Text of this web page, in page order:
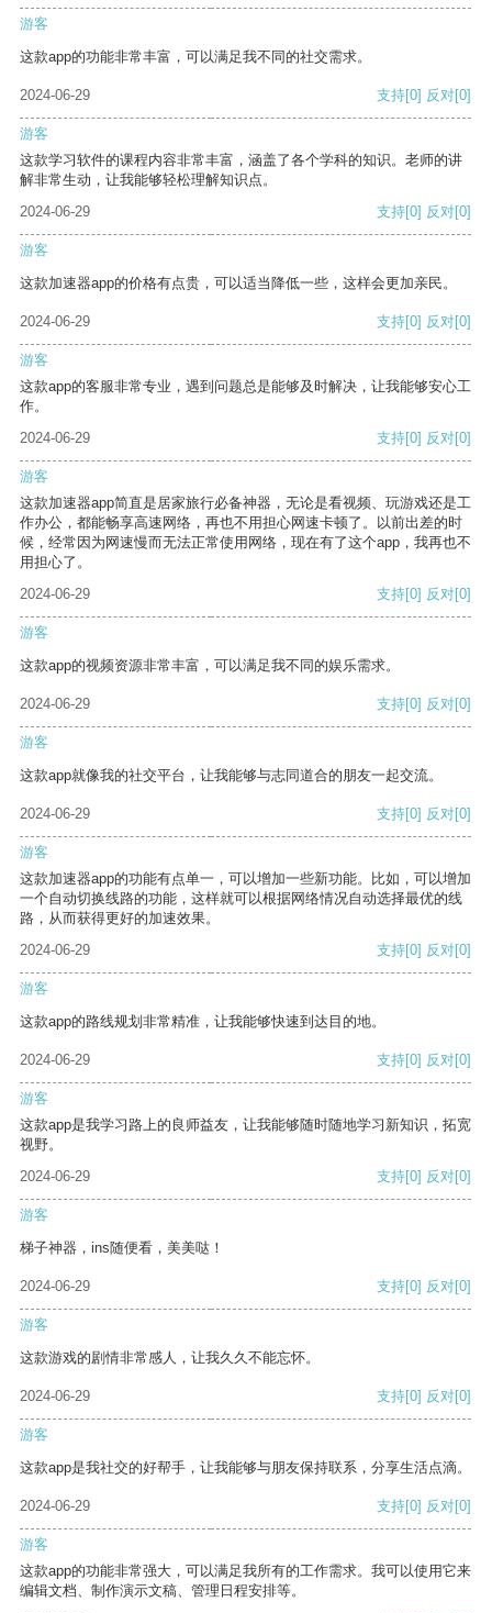
游客
这款app的功能非常丰富，可以满足我不同的社交需求。
2024-06-29 支持[0] 反对[0]
游客
这款学习软件的课程内容非常丰富，涵盖了各个学科的知识。老师的讲
解非常生动，让我能够轻松理解知识点。
2024-06-29
支持[0] 反对[0]
游客
这款加速器app的价格有点贵，可以适当降低一些，这样会更加亲民。
2024-06-29 支持[0] 反对[0]
游客
这款app的客服非常专业，遇到问题总是能够及时解决，让我能够安心工
作。
2024-06-29
支持[0] 反对[0]
游客
这款加速器app简直是居家旅行必备神器，无论是看视频、玩游戏还是工
作办公，都能畅享高速网络，再也不用担心网速卡顿了。以前出差的时
候，经常因为网速慢而无法正常使用网络，现在有了这个app，我再也不
用担心了。
2024-06-29
支持[0] 反对[0]
游客
这款app的视频资源非常丰富，可以满足我不同的娱乐需求。
2024-06-29 支持[0] 反对[0]
游客
这款app就像我的社交平台，让我能够与志同道合的朋友一起交流。
2024-06-29 支持[0] 反对[0]
游客
这款加速器app的功能有点单一，可以增加一些新功能。比如，可以增加
一个自动切换线路的功能，这样就可以根据网络情况自动选择最优的线
路，从而获得更好的加速效果。
2024-06-29
支持[0] 反对[0]
游客
这款app的路线规划非常精准，让我能够快速到达目的地。
2024-06-29 支持[0] 反对[0]
游客
这款app是我学习路上的良师益友，让我能够随时随地学习新知识，拓宽
视野。
2024-06-29
支持[0] 反对[0]
游客
梯子神器，ins随便看，美美哒！
2024-06-29 支持[0] 反对[0]
游客
这款游戏的剧情非常感人，让我久久不能忘怀。
2024-06-29 支持[0] 反对[0]
游客
这款app是我社交的好帮手，让我能够与朋友保持联系，分享生活点滴。
2024-06-29 支持[0] 反对[0]
游客
这款app的功能非常强大，可以满足我所有的工作需求。我可以使用它来
编辑文档、制作演示文稿、管理日程安排等。